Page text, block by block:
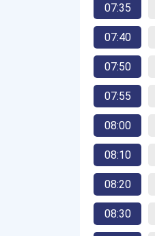
07:35
07:40
07:50
07:55
08:00
08:10
08:20
08:30